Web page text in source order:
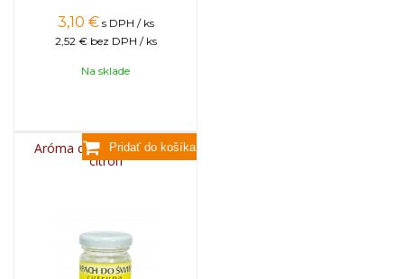
3,10 € s DPH / ks
2,52 € bez DPH / ks
Na sklade
Aróma do sviečok, 25g -
citrón